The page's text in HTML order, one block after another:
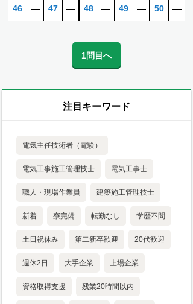
46 ― 47 ― 48 ― 49 ― 50 ―
1問目へ
注目キーワード
電気主任技術者（電験）
電気工事施工管理技士 電気工事士
職人・現場作業員 建築施工管理技士
新着 寮完備 転勤なし 学歴不問
土日祝休み 第二新卒歓迎 20代歓迎
週休2日 大手企業 上場企業
資格取得支援 残業20時間以内